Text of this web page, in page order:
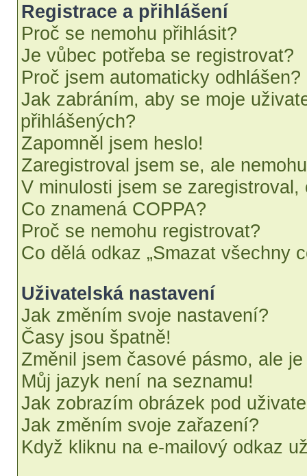
Registrace a přihlášení
Proč se nemohu přihlásit?
Je vůbec potřeba se registrovat?
Proč jsem automaticky odhlášen?
Jak zabráním, aby se moje
přihlášených?
Zapomněl jsem heslo!
Zaregistroval jsem se, ale
V minulosti jsem se
Co znamená COPPA?
Proč se nemohu registrovat?
Co dělá odkaz „Smazat všechny
Uživatelská nastavení
Jak změním svoje nastavení?
Časy jsou špatně!
Změnil jsem časové pásmo, ale
Můj jazyk není na seznamu!
Jak zobrazím obrázek pod
Jak změním svoje zařazení?
Když kliknu na e-mailový odkaz